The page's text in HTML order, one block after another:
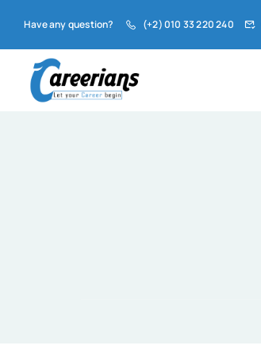
Have any question? (+2) 010 33 220 240